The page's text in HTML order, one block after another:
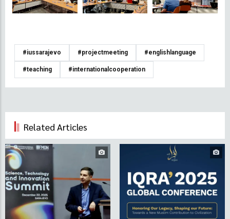
#iussarajevo #projectmeeting #englishlanguage
#teaching #internationalcooperation
Related Articles